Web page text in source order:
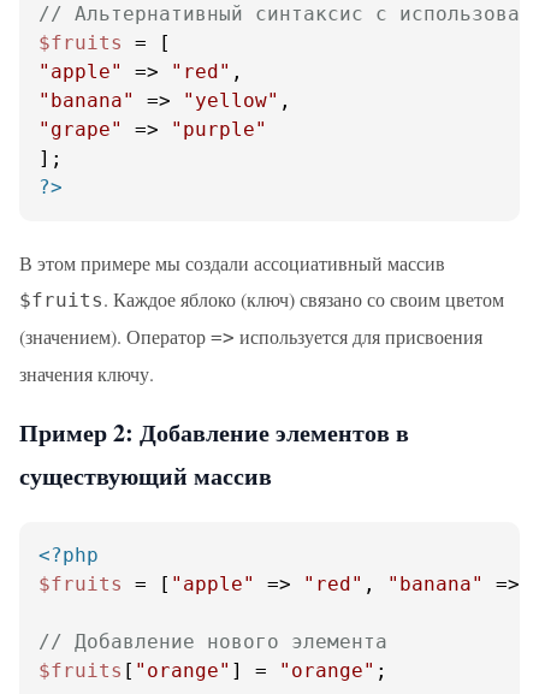
// Альтернативный синтаксис с
$fruits
"apple"
=> "red"
"banana"
=> "yellow"
"grape"
=>
"purple"
?>
В этом примере мы создали ассоциативный массив
$fruits. Каждое яблоко (ключ) связано со своим цветом
(значением). Оператор => используется для присвоения
значения ключу.
Пример 2: Добавление элементов в
существующий массив
<?php
$fruits
= [ "apple" => "red" , "banana" =>
// Добавление нового элемента
$fruits [ "orange" ] = "orange" ;